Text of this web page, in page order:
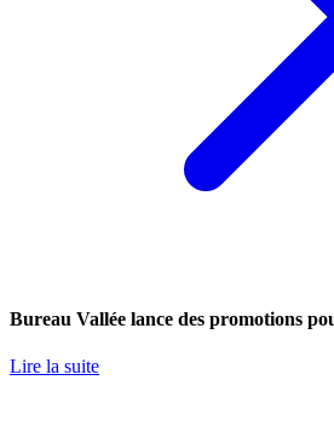
Bureau Vallée lance des promotions
Lire la suite